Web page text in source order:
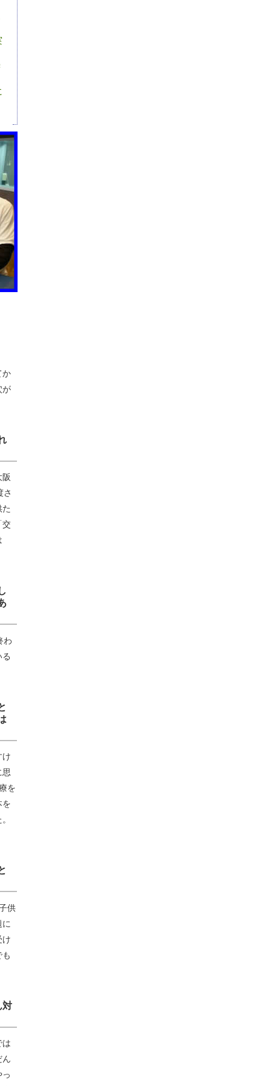
か
が
交
わ
を
供
対